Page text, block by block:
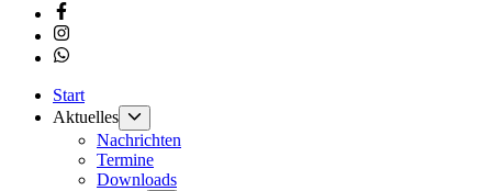
Facebook
Instagram
Whatsapp
Start
Aktuelles
anzeigen
Nachrichten
Termine
Downloads